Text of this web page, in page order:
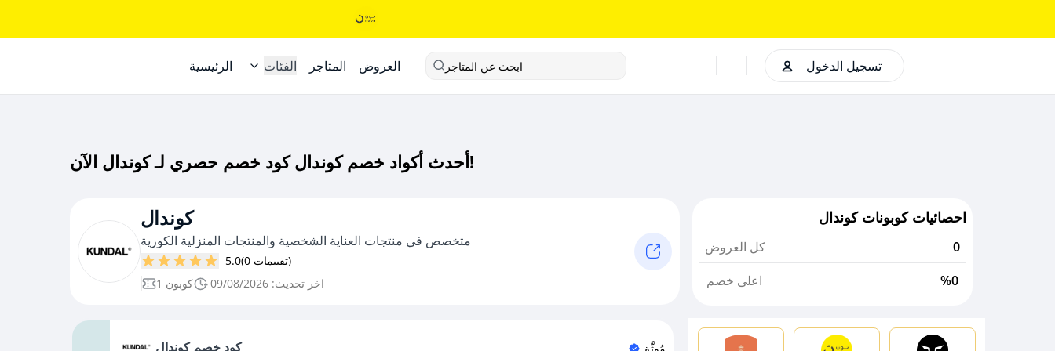
الرئيسية الفئات المتاجر العروض ابحث عن المتاجر تسجيل الدخول
أحدث أكواد خصم كوندال كود خصم حصري لـ كوندال الآن!
كوندال
متخصص في منتجات العناية الشخصية والمنتجات المنزلية الكورية
5.0
(0 تقييمات)
1 كوبون
اخر تحديث: 09/08/2026
احصائيات كوبونات كوندال
كل العروض
0
اعلى خصم
%0
كود خصم كوندال